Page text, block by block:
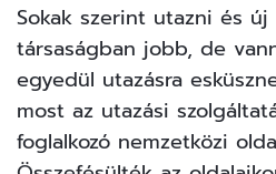
Sokak szerint utazni és új
társaságban jobb, de
egyedül utazásra
most az utazási
foglalkozó nemzetközi